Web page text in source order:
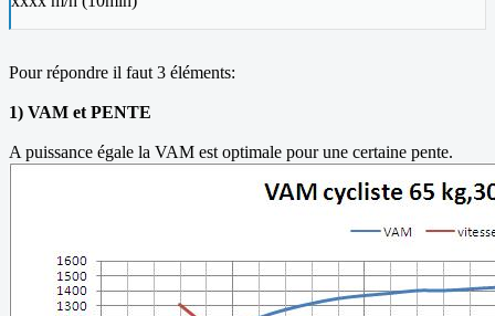
Pour répondre il faut 3 éléments:
1) VAM et PENTE
A puissance égale la VAM est optimale pour une certaine pente.